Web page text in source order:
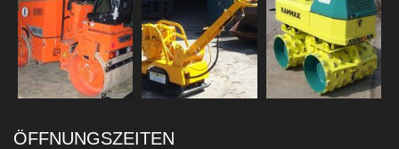
ÖFFNUNGSZEITEN